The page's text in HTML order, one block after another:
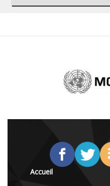
Accueil